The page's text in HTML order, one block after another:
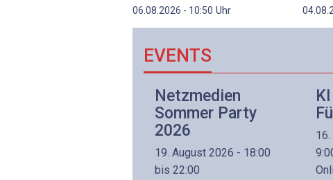
06.08.2026 - 10:50 Uhr
EVENTS
Netzmedien
Sommer Party
2026
19. August 2026 - 18:00
bis 22:00